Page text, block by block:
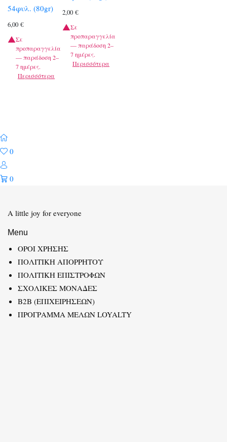
54φυλ. (80gr)
6,00 €
Σε
προπαραγγελία
— παράδοση 2–
7 ημέρες.
Περισσότερα
2,00€
Σε
προπαραγγελία
— παράδοση 2–
7 ημέρες.
Περισσότερα
0
0
A little joy for everyone
Menu
ΟΡΟΙ ΧΡΗΣΗΣ
ΠΟΛΙΤΙΚΗ ΑΠΟΡΡΗΤΟΥ
ΠΟΛΙΤΙΚΗ ΕΠΙΣΤΡΟΦΩΝ
ΣΧΟΛΙΚΕΣ ΜΟΝΑΔΕΣ
B2B (ΕΠΙΧΕΙΡΗΣΕΩΝ)
ΠΡΟΓΡΑΜΜΑ ΜΕΛΩΝ LOYALTY